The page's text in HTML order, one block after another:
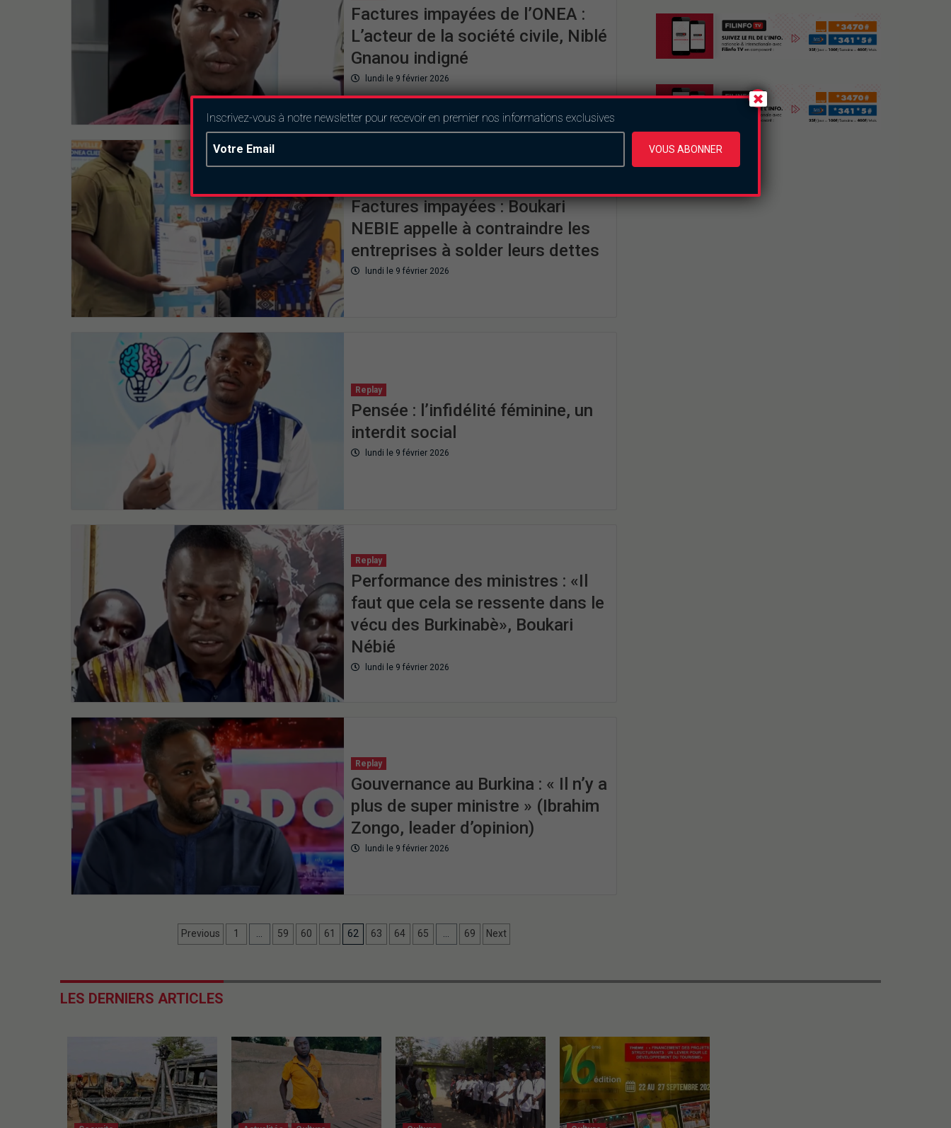
Factures impayées de l’ONEA :
L’acteur de la société civile, Niblé
Gnanou indigné
lundi le 9 février 2026
Factures impayées : Boukari
NEBIE appelle à contraindre les
entreprises à solder leurs dettes
lundi le 9 février 2026
Replay
Pensée : l’infidélité féminine, un
interdit social
lundi le 9 février 2026
Replay
Performance des ministres : «Il
faut que cela se ressente dans le
vécu des Burkinabè», Boukari
Nébié
lundi le 9 février 2026
Replay
Gouvernance au Burkina : « Il n’y a
plus de super ministre » (Ibrahim
Zongo, leader d’opinion)
lundi le 9 février 2026
Previous 1 … 59 60 61 62 63 64 65 … 69 Next
LES DERNIERS ARTICLES
Inscrivez-vous à notre newsletter pour recevoir en premier nos informations exclusives
VOUS ABONNER